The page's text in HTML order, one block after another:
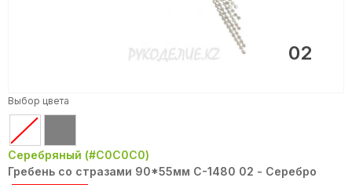
02
Выбор цвета
Серебряный (#C0C0C0)
Гребень со стразами 90*55мм С-1480 02 - Серебро